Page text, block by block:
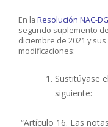
En la Resolución NAC-
segundo suplemento
diciembre de 2021 y
modificaciones:
Sustitúyase
siguiente:
“Artículo 16. Las